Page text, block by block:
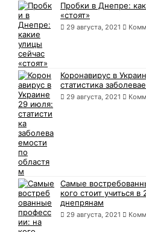
Пробки в Днепре:
«стоят»
29 августа, 2021
Коронавирус в
статистика
29 августа, 2021
Самые
кого стоит учиться в
днепрянам
29 августа, 2021